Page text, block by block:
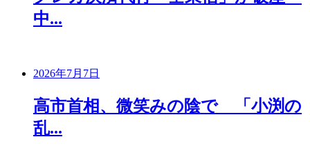
中...
2026年7月7日
高市首相、微笑みの陰で 「小渕の
乱...